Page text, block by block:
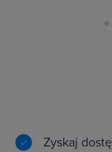
Zyskaj